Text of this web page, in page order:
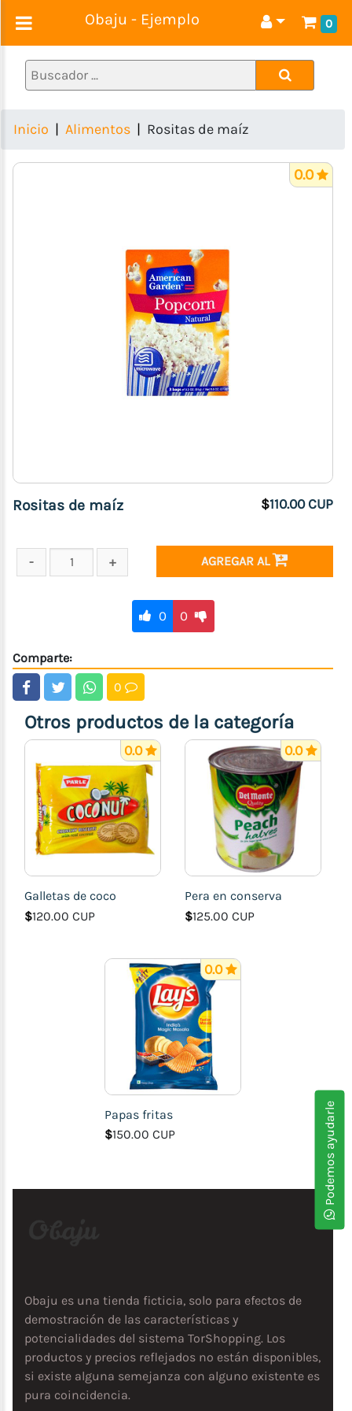
Obaju - Ejemplo 0
Alimentos
Ropa
calzado
Inicio Alimentos Rositas de maíz
0.0
Rositas de maíz $110.00 CUP
AGREGAR AL
0 0
Comparte:
0
Otros productos de la categoría
0.0
Galletas de coco
$120.00 CUP
0.0
Pera en conserva
$125.00 CUP
0.0
Papas fritas
$150.00 CUP Podemos ayudarle
Obaju es una tienda ficticia, solo para efectos de
demostración de las características y
potencialidades del sistema TorShopping. Los
productos y precios reflejados no están disponibles,
si existe alguna semejanza con alguno existente es
pura coincidencia.